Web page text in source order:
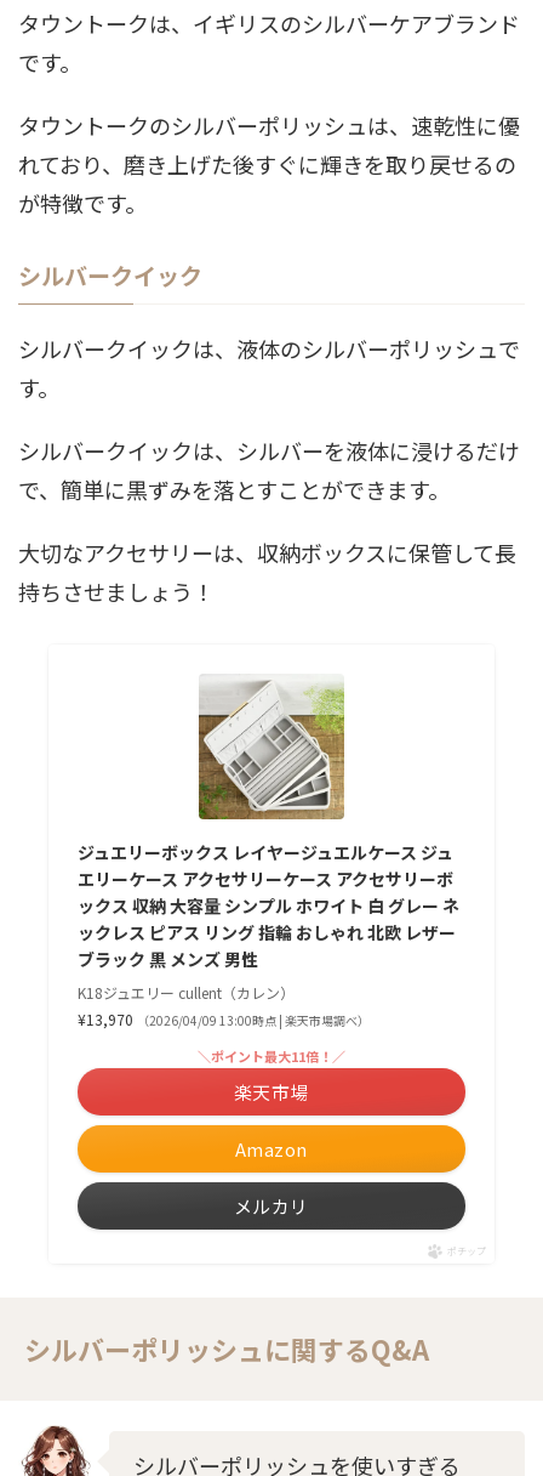
タウントークは、イギリスのシルバーケアブランド
です。
タウントークのシルバーポリッシュは、速乾性に優
れており、磨き上げた後すぐに輝きを取り戻せるの
が特徴です。
シルバークイック
シルバークイックは、液体のシルバーポリッシュで
す。
シルバークイックは、シルバーを液体に浸けるだけ
で、簡単に黒ずみを落とすことができます。
大切なアクセサリーは、収納ボックスに保管して長
持ちさせましょう！
ジュエリーボックス レイヤージュエルケース ジュ
エリーケース アクセサリーケース アクセサリーボ
ックス 収納 大容量 シンプル ホワイト 白 グレー ネ
ックレス ピアス リング 指輪 おしゃれ 北欧 レザー
ブラック 黒 メンズ 男性
K18ジュエリー cullent（カレン）
¥13,970
（2026/04/09 13:00時点 | 楽天市場調べ）
Amazon
＼ポイント最大11倍！／
楽天市場
メルカリ
ポチップ
シルバーポリッシュに関するQ&A
シルバーポリッシュを使いすぎる